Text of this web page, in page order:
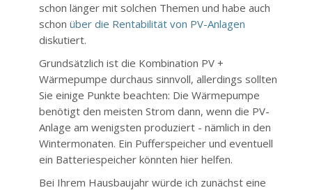
schon länger mit solchen Themen und habe auch
schon über die Rentabilität von PV-Anlagen
diskutiert.
Grundsätzlich ist die Kombination PV +
Wärmepumpe durchaus sinnvoll, allerdings sollten
Sie einige Punkte beachten: Die Wärmepumpe
benötigt den meisten Strom dann, wenn die PV-
Anlage am wenigsten produziert - nämlich in den
Wintermonaten. Ein Pufferspeicher und eventuell
ein Batteriespeicher könnten hier helfen.
Bei Ihrem Hausbaujahr würde ich zunächst eine